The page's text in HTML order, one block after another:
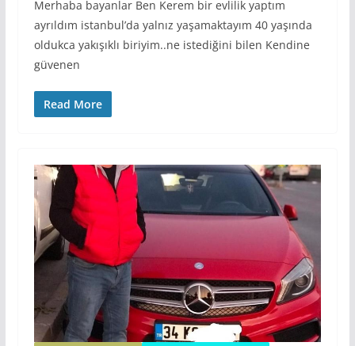
Merhaba bayanlar Ben Kerem bir evlilik yaptım
ayrıldım istanbul’da yalnız yaşamaktayım 40 yaşında
oldukca yakışıklı biriyim..ne istediğini bilen Kendine
güvenen
Read More